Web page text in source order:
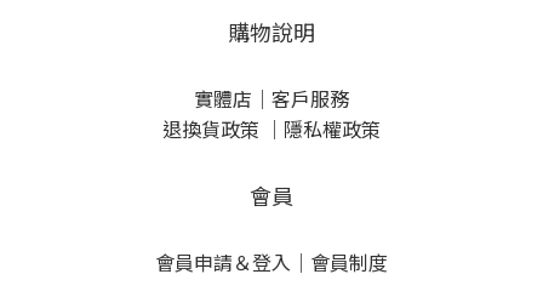
購物說明
實體店 ｜ 客戶服務
退換貨政策 ｜ 隱私權政策
會員
會員申請＆登入 ｜ 會員制度